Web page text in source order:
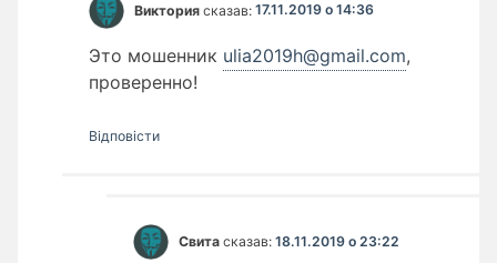
Виктория сказав: 17.11.2019 о 14:36
Это мошенник ulia2019h@gmail.com,
проверенно!
Відповіcти
Свита сказав: 18.11.2019 о 23:22